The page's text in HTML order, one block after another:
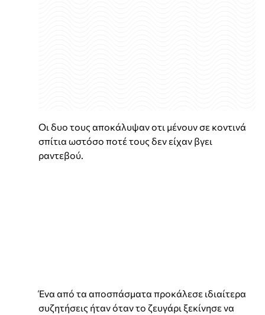
Οι δυο τους αποκάλυψαν οτι μένουν σε κοντινά
σπίτια ωστόσο ποτέ τους δεν είχαν βγει
ραντεβού.
Ένα από τα αποσπάσματα προκάλεσε ιδιαίτερα
συζητήσεις ήταν όταν το ζευγάρι ξεκίνησε να